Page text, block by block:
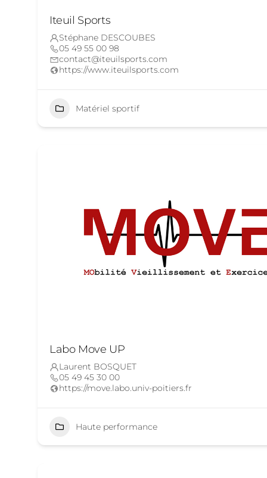
Iteuil Sports
Stéphane DESCOUBES
05 49 55 00 98
contact@iteuilsports.com
https://www.iteuilsports.com
Matériel sportif
Labo Move UP
Laurent BOSQUET
05 49 45 30 00
https://move.labo.univ-poitiers.fr
Haute performance